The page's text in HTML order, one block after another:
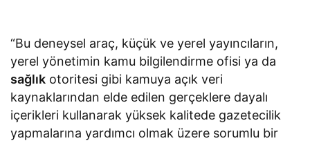
“Bu deneysel araç, küçük ve yerel yayıncıların,
yerel yönetimin kamu bilgilendirme ofisi ya da
sağlık otoritesi gibi kamuya açık veri
kaynaklarından elde edilen gerçeklere dayalı
içerikleri kullanarak yüksek kalitede gazetecilik
yapmalarına yardımcı olmak üzere sorumlu bir